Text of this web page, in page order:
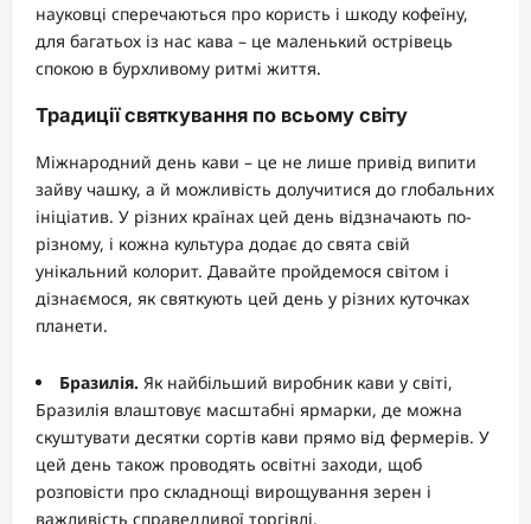
науковці сперечаються про користь і шкоду кофеїну,
для багатьох із нас кава – це маленький острівець
спокою в бурхливому ритмі життя.
Традиції святкування по всьому світу
Міжнародний день кави – це не лише привід випити
зайву чашку, а й можливість долучитися до глобальних
ініціатив. У різних країнах цей день відзначають по-
різному, і кожна культура додає до свята свій
унікальний колорит. Давайте пройдемося світом і
дізнаємося, як святкують цей день у різних куточках
планети.
Бразилія. Як найбільший виробник кави у світі,
Бразилія влаштовує масштабні ярмарки, де можна
скуштувати десятки сортів кави прямо від фермерів. У
цей день також проводять освітні заходи, щоб
розповісти про складнощі вирощування зерен і
важливість справедливої торгівлі.